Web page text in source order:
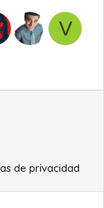
V
de privacidad